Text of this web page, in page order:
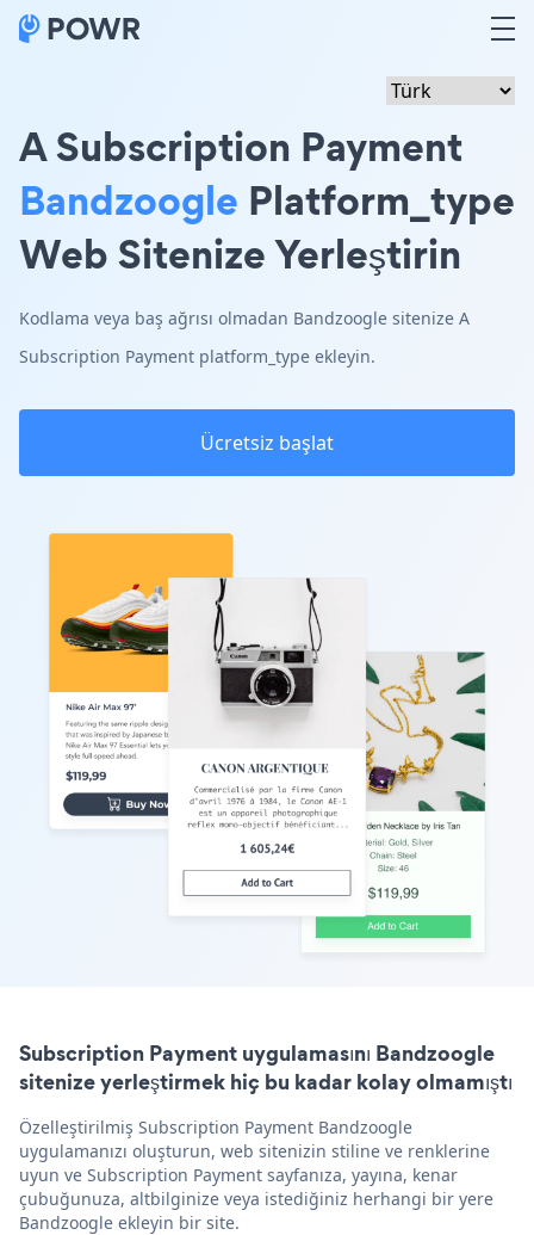
A Subscription Payment
Bandzoogle Platform_type
Web Sitenize Yerleştirin
Kodlama veya baş ağrısı olmadan Bandzoogle sitenize A
Subscription Payment platform_type ekleyin.
Ücretsiz başlat
Subscription Payment uygulamasını Bandzoogle
sitenize yerleştirmek hiç bu kadar kolay olmamıştı
Özelleştirilmiş Subscription Payment Bandzoogle
uygulamanızı oluşturun, web sitenizin stiline ve renklerine
uyun ve Subscription Payment sayfanıza, yayına, kenar
çubuğunuza, altbilginize veya istediğiniz herhangi bir yere
Bandzoogle ekleyin bir site.